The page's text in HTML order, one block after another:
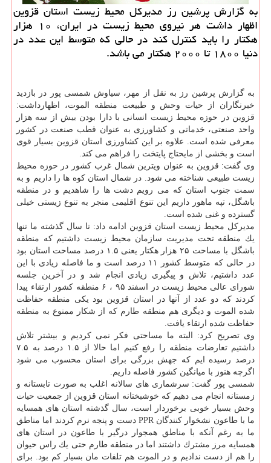
به گزارش پرشین رز مدیركل محیط زیست استان قزوین
اظهار داشت هر نیروی محیط زیست در ایران، ۱۰ هزار
هكتار را باید كنترل كند در حالی كه متوسط این عدد در
دنیا ۱۸۰۰ تا ۲۰۰۰ هكتار می باشد.
به گزارش پرشین رز به نقل از مهر، سیاوش شمسی پور در بازدید
خبرنگاران از حیات وحش و طبیعت منطقه الموت، اظهارداشت:
قزوین در حوزه محیط زیست انسانی با دارا بودن بیش از سه هزار
واحد صنعتی، خدماتی و كشاورزی به عنوان قطب صنعت در كشور
معرفی شده است. علاوه بر این كشاورزی استان قزوین بسیار قوی
است و بخشی از مایحتاج پایتخت را فراهم می كند.
وی گفت: قزوین به عنوان ویترین شمال غرب كشور در حوزه محیط
زیست طبیعی شناخته می شود. در شمال استان كوه ها را داریم و به
سمت جنوب استان كه می رویم دشت ها را شاهدیم و در منطقه
باشگل، تپه ماهور داریم این تنوع اقلیمی منجر به تنوع زیستی خیلی
گسترده و غنی شده است.
مدیركل محیط زیست استان قزوین ادامه داد: تا سال گذشته ما تنها
یك منطقه تحت مدیریت سازمان محیط زیست داشتیم كه منطقه
باشگل با مساحت ۲۵ هزار هكتار یعنی ۱.۵ درصد مساحت استان بود
در حالی كه متوسط كشور ۱۱ درصد است و ما فاصله زیادی با این
عدد داشتیم، تلاش و پیگیری زیادی انجام شد و در آخرین جلسه
شورای عالی محیط زیست در اسفند ۹۵ ، ۶ منطقه كشور ارتقاء پیدا
كردند كه دو عدد از آنها در استان قزوین بود یكی منطقه حفاظت
شده الموت و دیگری هم منطقه طارم كه از شكار ممنوع به منطقه
حفاظت شده ارتقاء یافت.
وی تصریح كرد: البته ما مساحتی فكر نمی كردیم و بیشتر تلاش
داشتیم تعارضات منطقه را رفع كنیم اما حالا از ۱.۵ درصد به ۷.۵
درصد رسیده ایم كه جهش بزرگی برای استان محسوب می شود
اگرچه هنوز با میانگین كشور فاصله داریم.
شمسی پور گفت: سرشماری های سالانه اغلب به صورت تابستانه و
زمستانه انجام می دهیم كه خوشبختانه استان قزوین از جمعیت حیات
وحش بسیار خوبی برخوردار است، سال گذشته استان های همسایه
ما با طاعون نشخوار كنندگان PPR دست و پنجه نرم كردند اما مناطق
ما به رغم آنكه با مناطق همجوار درگیر با طاعون در استان های
همسایه مرز مشترك داشتند اما در منطقه طارم حتی یك راس حیوان
را هم از دست ندادیم و در الموت هم تلفات مان بسیار كم بود. برای